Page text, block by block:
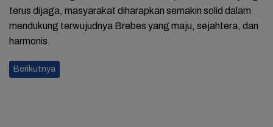
terus dijaga, masyarakat diharapkan semakin solid dalam
mendukung terwujudnya Brebes yang maju, sejahtera, dan
harmonis.
Berikutnya